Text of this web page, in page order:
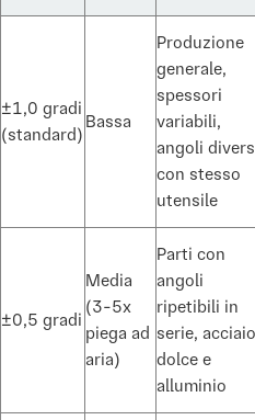
±1,0 gradi
(standard)
Bassa
Produzione
generale,
spessori
variabili,
angoli
con stesso
utensile
±0,5 gradi
Media
(3-5x
piega ad
aria)
Parti con
angoli
ripetibili in
serie, acciaio
dolce e
alluminio